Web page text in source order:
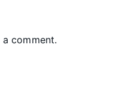
comment.